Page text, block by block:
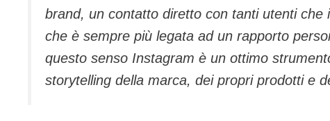
brand, un contatto diretto con tanti utenti che
che è sempre più legata ad un rapporto
questo senso Instagram è un ottimo
storytelling della marca, dei propri prodotti e